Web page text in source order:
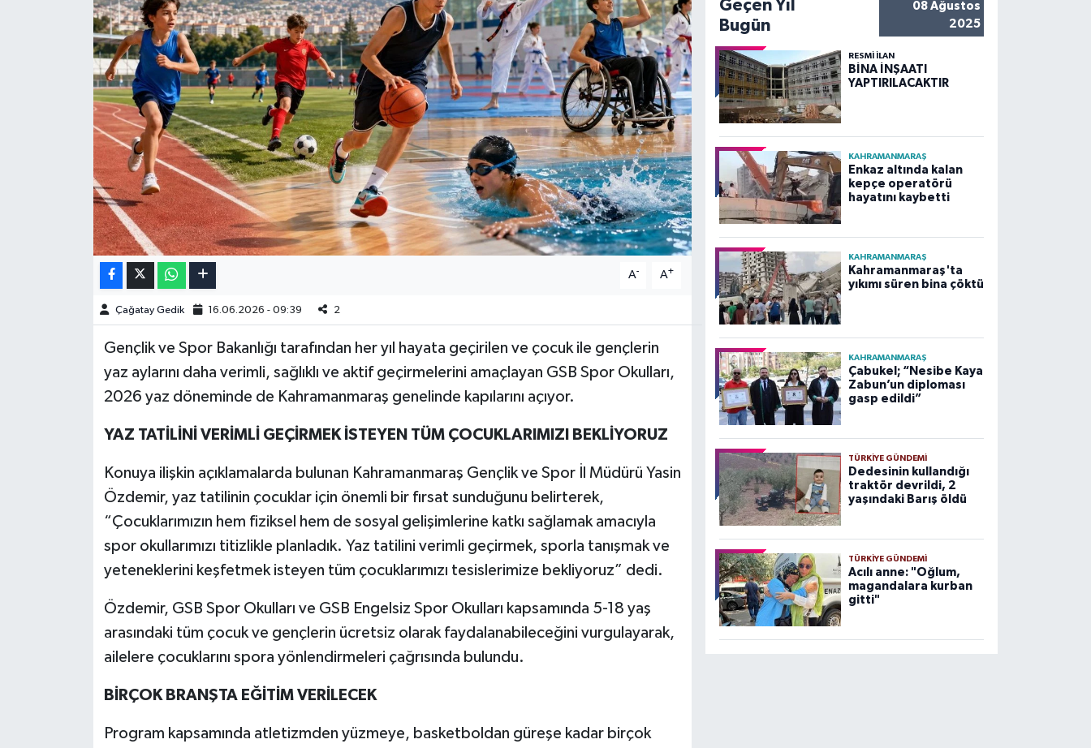
A- A+
Çağatay Gedik 16.06.2026 - 09:39 2
Gençlik ve Spor Bakanlığı tarafından her yıl hayata geçirilen ve çocuk ile gençlerin
yaz aylarını daha verimli, sağlıklı ve aktif geçirmelerini amaçlayan GSB Spor Okulları,
2026 yaz döneminde de Kahramanmaraş genelinde kapılarını açıyor.
YAZ TATİLİNİ VERİMLİ GEÇİRMEK İSTEYEN TÜM ÇOCUKLARIMIZI BEKLİYORUZ
Konuya ilişkin açıklamalarda bulunan Kahramanmaraş Gençlik ve Spor İl Müdürü Yasin
Özdemir, yaz tatilinin çocuklar için önemli bir fırsat sunduğunu belirterek,
“Çocuklarımızın hem fiziksel hem de sosyal gelişimlerine katkı sağlamak amacıyla
spor okullarımızı titizlikle planladık. Yaz tatilini verimli geçirmek, sporla tanışmak ve
yeteneklerini keşfetmek isteyen tüm çocuklarımızı tesislerimize bekliyoruz” dedi.
Özdemir, GSB Spor Okulları ve GSB Engelsiz Spor Okulları kapsamında 5-18 yaş
arasındaki tüm çocuk ve gençlerin ücretsiz olarak faydalanabileceğini vurgulayarak,
ailelere çocuklarını spora yönlendirmeleri çağrısında bulundu.
BİRÇOK BRANŞTA EĞİTİM VERİLECEK
Program kapsamında atletizmden yüzmeye, basketboldan güreşe kadar birçok
Geçen Yıl
Bugün
08 Ağustos
2025
RESMİ İLAN
BİNA İNŞAATI
YAPTIRILACAKTIR
KAHRAMANMARAŞ
Enkaz altında kalan
kepçe operatörü
hayatını kaybetti
KAHRAMANMARAŞ
Kahramanmaraş'ta
yıkımı süren bina çöktü
KAHRAMANMARAŞ
Çabukel; “Nesibe Kaya
Zabun’un diploması
gasp edildi”
TÜRKIYE GÜNDEMI
Dedesinin kullandığı
traktör devrildi, 2
yaşındaki Barış öldü
TÜRKIYE GÜNDEMI
Acılı anne: "Oğlum,
magandalara kurban
gitti"